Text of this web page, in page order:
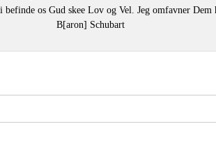
befinde os Gud skee Lov og Vel. Jeg omfavner Dem
B[aron] Schubart